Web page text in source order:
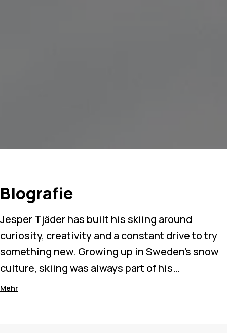
Biografie
Jesper Tjäder has built his skiing around
curiosity, creativity and a constant drive to try
something new. Growing up in Sweden’s snow
culture, skiing was always part of his
environment, but it was the freeski pioneers
Mehr